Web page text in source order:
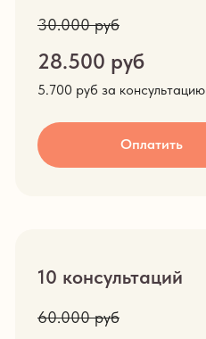
Оплатить
28.500 руб
5.700 руб за консультацию
30.000 руб
10 консультаций
60.000 руб